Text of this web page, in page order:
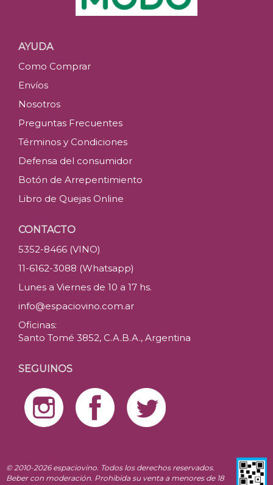
AYUDA
Como Comprar
Envíos
Nosotros
Preguntas Frecuentes
Términos y Condiciones
Defensa del consumidor
Botón de Arrepentimiento
Libro de Quejas Online
CONTACTO
5352-8466 (VINO)
11-6162-3088 (Whatsapp)
Lunes a Viernes de 10 a 17 hs.
info@espaciovino.com.ar
Oficinas:
Santo Tomé 3852, C.A.B.A., Argentina
SEGUINOS
© 2010-2026 espaciovino. Todos los derechos reservados.
Beber con moderación. Prohibida su venta a menores de 18